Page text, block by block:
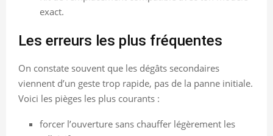
exact.
Les erreurs les plus fréquentes
On constate souvent que les dégâts secondaires
viennent d’un geste trop rapide, pas de la panne initiale.
Voici les pièges les plus courants :
forcer l’ouverture sans chauffer légèrement les